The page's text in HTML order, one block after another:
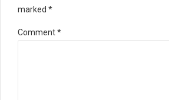
marked *
Comment*